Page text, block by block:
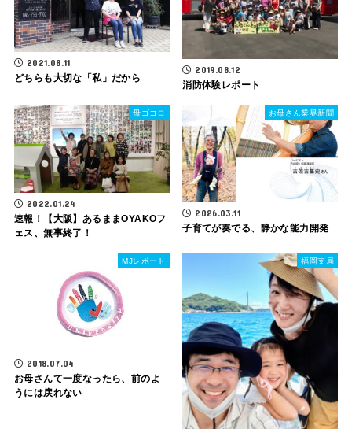
2021.08.11
どちらも大切な「私」だから
2019.08.12
消防体験レポート
母ゴコロ
2022.01.24
速報！【大阪】あるままOYAKOフ
ェス、無事終了！
お母さん業界新聞
2026.03.11
子育てが奏でる、静かな能力開発
MJレポート
2018.07.04
お母さんて一度なったら、前のよ
うには戻れない
福岡支局